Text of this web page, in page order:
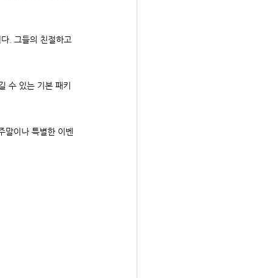
. 그들의 친절하고
수 있는 기본 패키
말이나 특별한 이벤